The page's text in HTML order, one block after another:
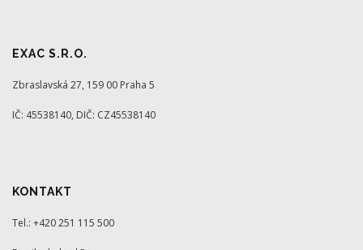
EXAC S.R.O.
Zbraslavská 27, 159 00 Praha 5
IČ: 45538140, DIČ: CZ45538140
KONTAKT
Tel.: +420 251 115 500